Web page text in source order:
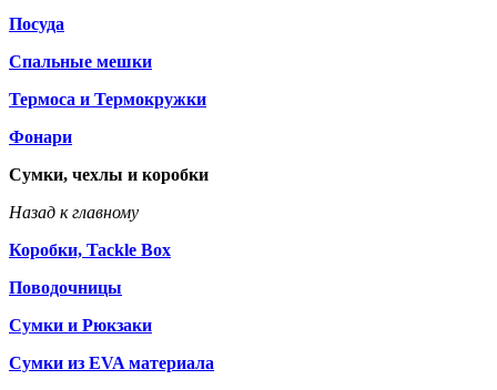
Посуда
Спальные мешки
Термоса и Термокружки
Фонари
Сумки, чехлы и коробки
Назад к главному
Коробки, Tackle Box
Поводочницы
Сумки и Рюкзаки
Сумки из EVA материала